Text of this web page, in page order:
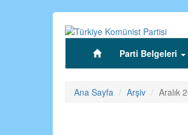
(current)Parti Belgeleri
Ana Sayfa Arşiv Aralık